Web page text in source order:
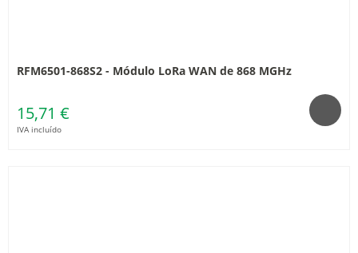
RFM6501-868S2 - Módulo LoRa WAN de 868 MGHz
15,71 €
IVA incluído